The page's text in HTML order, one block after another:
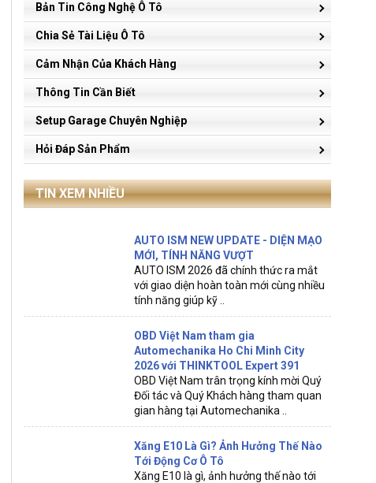
Bản Tin Công Nghệ Ô Tô
Chia Sẻ Tài Liệu Ô Tô
Cảm Nhận Của Khách Hàng
Thông Tin Cần Biết
Setup Garage Chuyên Nghiệp
Hỏi Đáp Sản Phẩm
TIN XEM NHIỀU
AUTO ISM NEW UPDATE - DIỆN MẠO
MỚI, TÍNH NĂNG VƯỢT
AUTO ISM 2026 đã chính thức ra mắt
với giao diện hoàn toàn mới cùng nhiều
tính năng giúp kỹ ..
OBD Việt Nam tham gia
Automechanika Ho Chi Minh City
2026 với THINKTOOL Expert 391
OBD Việt Nam trân trọng kính mời Quý
Đối tác và Quý Khách hàng tham quan
gian hàng tại Automechanika ..
Xăng E10 Là Gì? Ảnh Hưởng Thế Nào
Tới Động Cơ Ô Tô
Xăng E10 là gì, ảnh hưởng thế nào tới